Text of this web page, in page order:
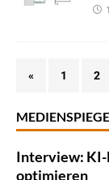
« 1 2
Interview:
optimieren